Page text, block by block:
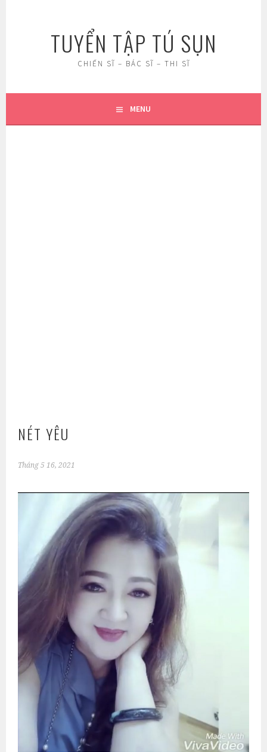
TUYỂN TẬP TÚ SỤN
CHIẾN SĨ – BÁC SĨ – THI SĨ
MENU
NÉT YÊU
Tháng 5 16, 2021